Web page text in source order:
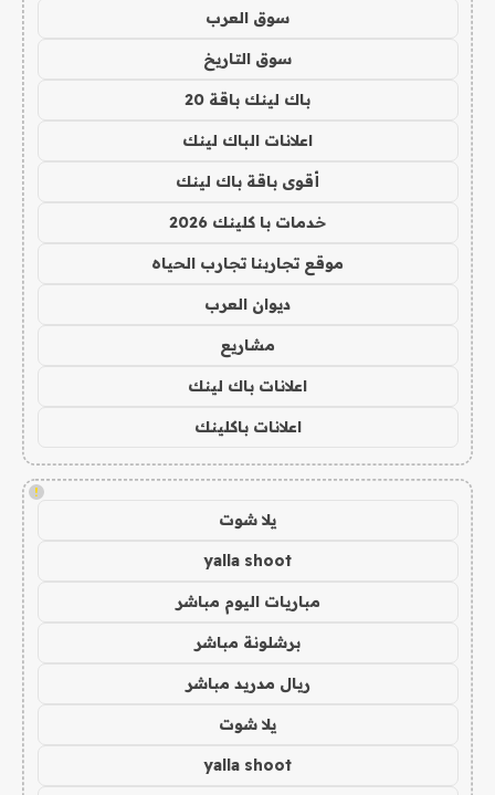
سوق العرب
سوق التاريخ
باك لينك باقة 20
اعلانات الباك لينك
أقوى باقة باك لينك
خدمات با كلينك 2026
موقع تجاربنا تجارب الحياه
ديوان العرب
مشاريع
اعلانات باك لينك
اعلانات باكلينك
!
يلا شوت
yalla shoot
مباريات اليوم مباشر
برشلونة مباشر
ريال مدريد مباشر
يلا شوت
yalla shoot